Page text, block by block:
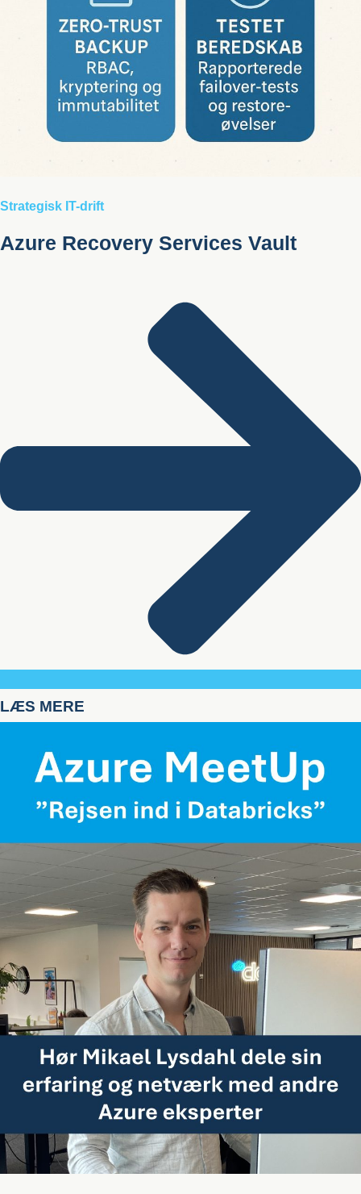
Strategisk IT-drift
Azure Recovery Services Vault
LÆS MERE